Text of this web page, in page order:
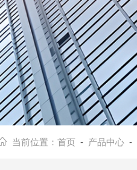
当前位置： 首页 - 产品中心 -